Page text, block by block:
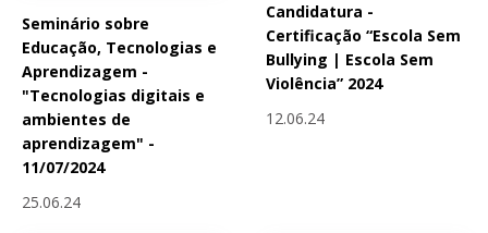
Seminário sobre
Educação, Tecnologias e
Aprendizagem -
"Tecnologias digitais e
ambientes de
aprendizagem" -
11/07/2024
25.06.24
Candidatura -
Certificação “Escola Sem
Bullying | Escola Sem
Violência” 2024
12.06.24